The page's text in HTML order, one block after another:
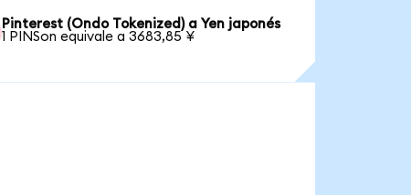
Pinterest (Ondo Tokenized) a Yen japonés
1 PINSon equivale a 3683,85 ¥